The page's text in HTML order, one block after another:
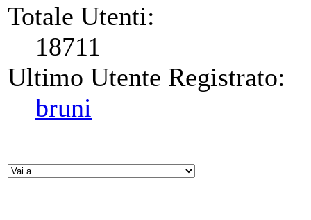
Totale Utenti:
18711
Ultimo Utente Registrato:
bruni